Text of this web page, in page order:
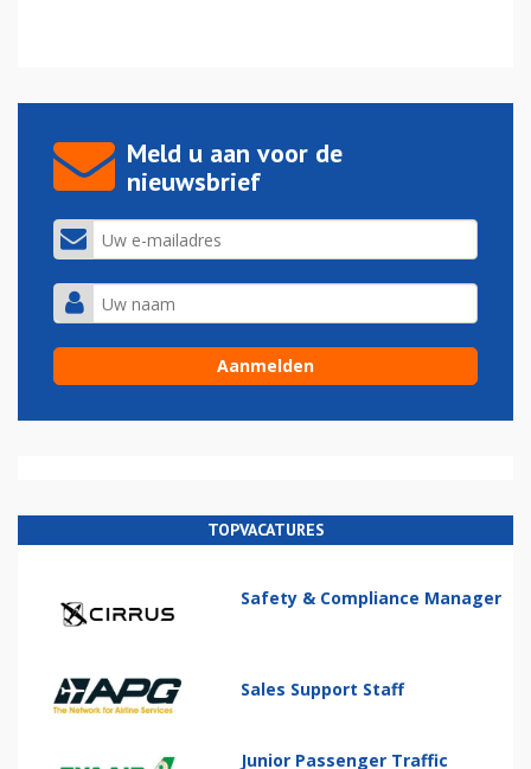
Meld u aan voor de
nieuwsbrief
TOPVACATURES
Safety & Compliance Manager
Sales Support Staff
Junior Passenger Traffic